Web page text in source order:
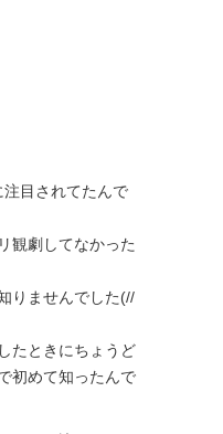
注目されてたんで
観劇してなかった
りませんでした(//
たときにちょうど
初めて知ったんで